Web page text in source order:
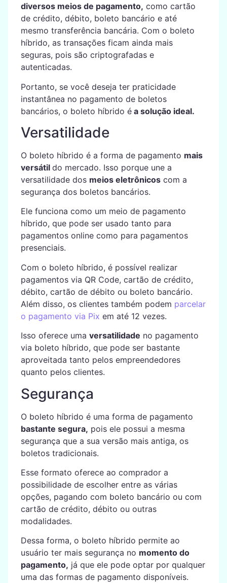
diversos meios de pagamento, como cartão
de crédito, débito, boleto bancário e até
mesmo transferência bancária. Com o boleto
híbrido, as transações ficam ainda mais
seguras, pois são criptografadas e
autenticadas.
Portanto, se você deseja ter praticidade
instantânea no pagamento de boletos
bancários, o boleto híbrido éa solução ideal.
Versatilidade
O boleto híbrido é a forma de pagamento mais
versátil do mercado. Isso porque une a
versatilidade dos meios eletrônicoscom a
segurança dos boletos bancários.
Ele funciona como um meio de pagamento
híbrido, que pode ser usado tanto para
pagamentos online como para pagamentos
presenciais.
Com o boleto híbrido, é possível realizar
pagamentos via QR Code, cartão de crédito,
débito, cartão de débito ou boleto bancário.
Além disso, os clientes também podem parcelar
o pagamento via Pix em até 12 vezes.
Isso oferece uma versatilidade no pagamento
via boleto híbrido, que pode ser bastante
aproveitada tanto pelos empreendedores
quanto pelos clientes.
Segurança
O boleto híbrido é uma forma de pagamento
bastante segura, pois ele possui a mesma
segurança que a sua versão mais antiga, os
boletos tradicionais.
Esse formato oferece ao comprador a
possibilidade de escolher entre as várias
opções, pagando com boleto bancário ou com
cartão de crédito, débito ou outras
modalidades.
Dessa forma, o boleto híbrido permite ao
usuário ter mais segurança no momento do
pagamento, já que ele pode optar por qualquer
uma das formas de pagamento disponíveis.